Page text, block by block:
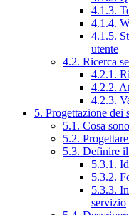
4.1.3.
4.1.4.
4.1.5.
utente
4.2. Ricerca
4.2.1.
4.2.2.
4.2.3.
5. Progettazione dei
5.1. Cosa
5.2.
5.3. Definire
5.3.1.
5.3.2.
5.3.3.
servizio